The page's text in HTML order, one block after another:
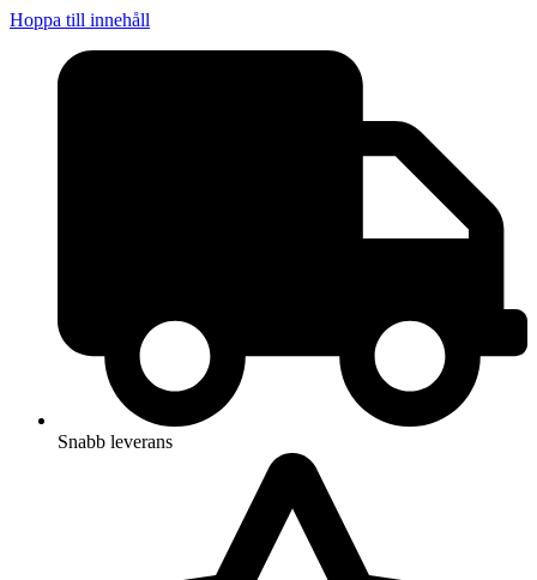
Hoppa till innehåll
Snabb leverans